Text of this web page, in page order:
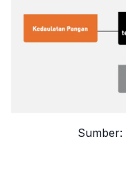
Sumber: